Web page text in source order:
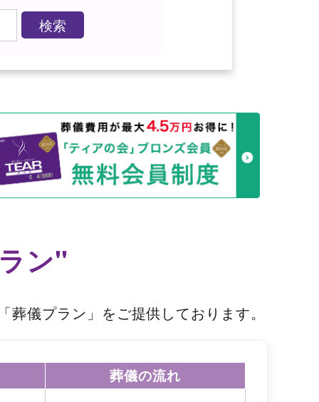
ン"
儀プラン」をご提供しております。
葬儀の流れ